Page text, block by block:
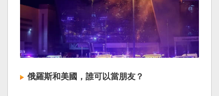
俄羅斯和美國，誰可以當朋友？